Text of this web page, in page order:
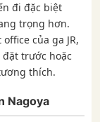
đi đặc biệt
trọng hơn.
của ga JR,
trước hoặc
thích.
Nagoya